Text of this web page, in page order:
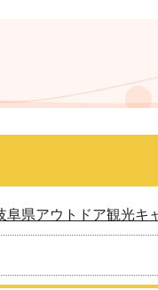
県アウトドア観光キ